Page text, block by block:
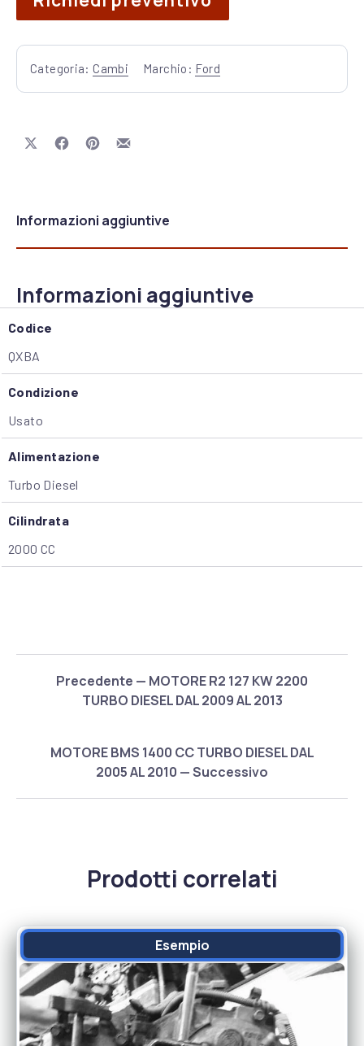
Categoria: Cambi Marchio: Ford
Share on XShare on Facebook
Share on Pinterest
Share by Email
Informazioni aggiuntive
Informazioni aggiuntive
Codice
QXBA
Condizione
Usato
Alimentazione
Turbo Diesel
Cilindrata
2000 CC
Precedente — MOTORE R2 127 KW 2200
TURBO DIESEL DAL 2009 AL 2013
MOTORE BMS 1400 CC TURBO DIESEL DAL
2005 AL 2010 — Successivo
Prodotti correlati
Esempio